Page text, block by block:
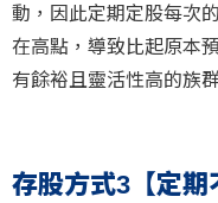
動，因此定期定股每次
在高點，導致比起原本
有餘裕且靈活性高的族
存股方式3【定期